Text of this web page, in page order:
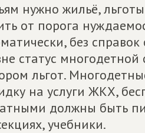
нужно жильё,
от порога
без
статус
льгот.
на услуги ЖКХ,
должны быть
учебники.